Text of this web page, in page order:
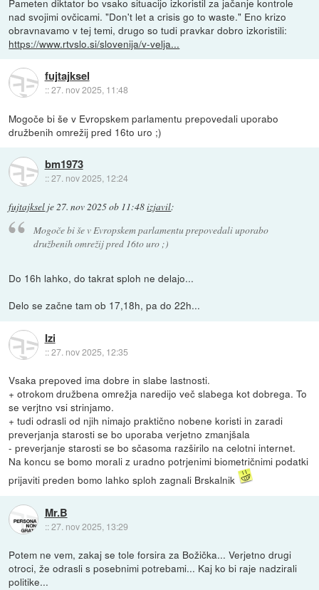
nad svojimi ovčicami. "Don't let a crisis go to waste." Eno krizo
obravnavamo v tej temi, drugo so tudi pravkar dobro izkoristili:
https://www.rtvslo.si/slovenija/v-velja...
fujtajksel
::27. nov 2025, 11:48
Mogoče bi še v Evropskem parlamentu prepovedali uporabo
družbenih omrežij pred 16to uro ;)
bm1973
::27. nov 2025, 12:24
fujtajksel je27. nov 2025 ob 11:48izjavil:
Mogoče bi še v Evropskem parlamentu prepovedali uporabo
družbenih omrežij pred 16to uro ;)
Do 16h lahko, do takrat sploh ne delajo...
Delo se začne tam ob 17,18h, pa do 22h...
Izi
::27. nov 2025, 12:35
Vsaka prepoved ima dobre in slabe lastnosti.
+ otrokom družbena omrežja naredijo več slabega kot dobrega. To
se verjtno vsi strinjamo.
+ tudi odrasli od njih nimajo praktično nobene koristi in zaradi
preverjanja starosti se bo uporaba verjetno zmanjšala
- preverjanje starosti se bo sčasoma razširilo na celotni internet.
Na koncu se bomo morali z uradno potrjenimi biometričnimi podatki
prijaviti preden bomo lahko sploh zagnali Brskalnik
Mr.B
::27. nov 2025, 13:29
Potem ne vem, zakaj se tole forsira za Božička... Verjetno drugi
otroci, že odrasli s posebnimi potrebami... Kaj ko bi raje nadzirali
politike...